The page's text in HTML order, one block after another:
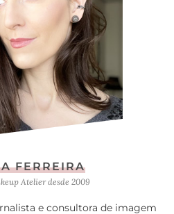
FERREIRA
Atelier desde 2009
e consultora de imagem